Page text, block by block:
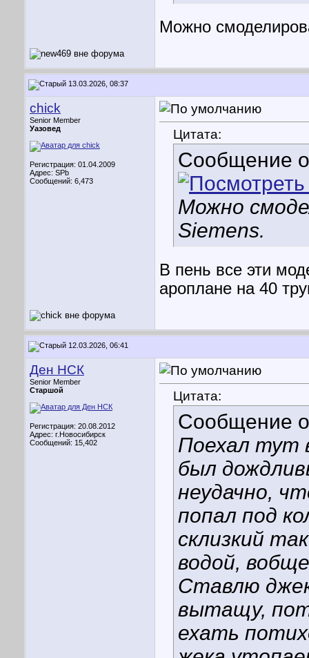
Можно
13.03.2026, 08:37
chick
Senior Member
Уазовед
Регистрация: 01.04.2009
Адрес: SPb
Сообщений: 6,473
Цитата:
Сообщение
Можно
Siemens.
В пень все эти
ароплане на 40
12.03.2026, 06:41
Ден НСК
Senior Member
Старшой
Регистрация: 20.08.2012
Адрес: г.Новосибирск
Сообщений: 15,402
Цитата:
Сообщение
Поехал тут
был
неудачно,
попал под
склизкий
водой,
Ставлю
вытащу,
ехать